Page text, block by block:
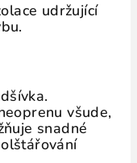
udržující
všude,
snadné